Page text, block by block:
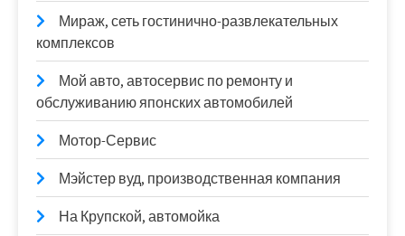
Мираж, сеть гостинично-развлекательных
комплексов
Мой авто, автосервис по ремонту и
обслуживанию японских автомобилей
Мотор-Сервис
Мэйстер вуд, производственная компания
На Крупской, автомойка